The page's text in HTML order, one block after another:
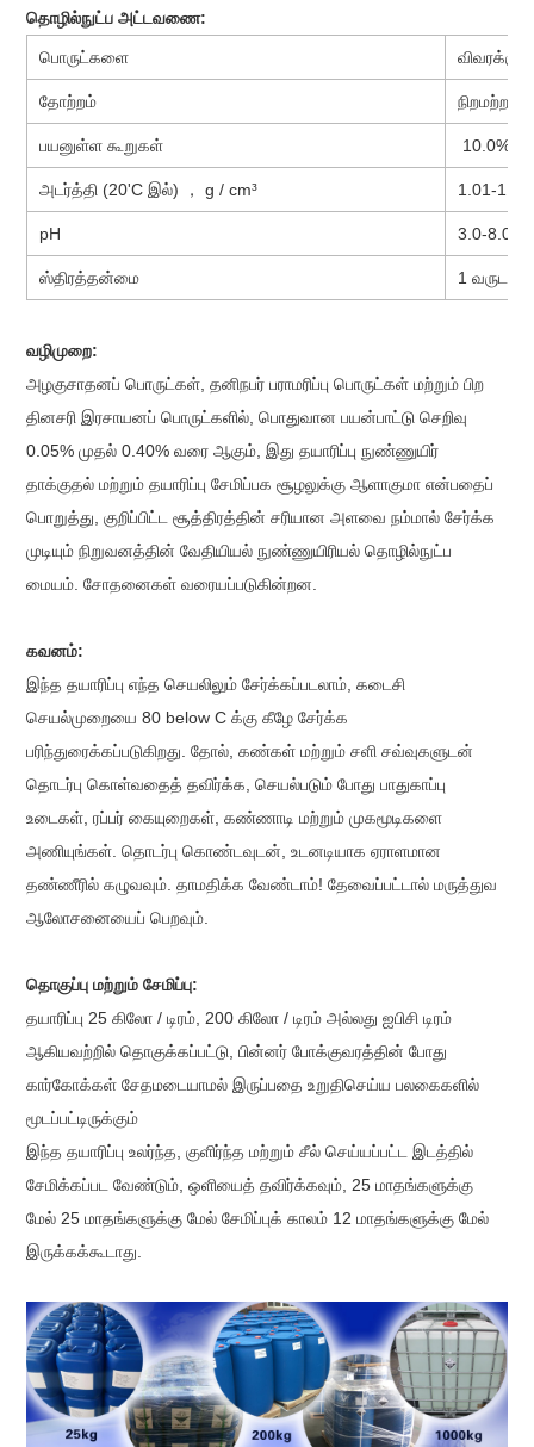
தொழில்நுட்ப அட்டவணை:
பொருட்களை
தோற்றம் நிறமற்ற
பயனுள்ள கூறுகள் 10.0%
அடர்த்தி (20'C இல்) ， g / cm³ 1.01-1.03
pH 3.0-8.0
ஸ்திரத்தன்மை 1
வழிமுறை:
அழகுசாதனப் பொருட்கள், தனிநபர் பராமரிப்பு பொருட்கள் மற்றும் பிற
தினசரி இரசாயனப் பொருட்களில், பொதுவான பயன்பாட்டு செறிவு
0.05% முதல் 0.40% வரை ஆகும், இது தயாரிப்பு நுண்ணுயிர்
தாக்குதல் மற்றும் தயாரிப்பு சேமிப்பக சூழலுக்கு ஆளாகுமா என்பதைப்
பொறுத்து, குறிப்பிட்ட சூத்திரத்தின் சரியான அளவை நம்மால் சேர்க்க
முடியும் நிறுவனத்தின் வேதியியல் நுண்ணுயிரியல் தொழில்நுட்ப
மையம். சோதனைகள் வரையப்படுகின்றன.
கவனம்:
இந்த தயாரிப்பு எந்த செயலிலும் சேர்க்கப்படலாம், கடைசி
செயல்முறையை 80 below C க்கு கீழே சேர்க்க
பரிந்துரைக்கப்படுகிறது. தோல், கண்கள் மற்றும் சளி சவ்வுகளுடன்
தொடர்பு கொள்வதைத் தவிர்க்க, செயல்படும் போது பாதுகாப்பு
உடைகள், ரப்பர் கையுறைகள், கண்ணாடி மற்றும் முகமூடிகளை
அணியுங்கள். தொடர்பு கொண்டவுடன், உடனடியாக ஏராளமான
தண்ணீரில் கழுவவும். தாமதிக்க வேண்டாம்! தேவைப்பட்டால் மருத்துவ
ஆலோசனையைப் பெறவும்.
தொகுப்பு மற்றும் சேமிப்பு:
தயாரிப்பு 25 கிலோ / டிரம், 200 கிலோ / டிரம் அல்லது ஐபிசி டிரம்
ஆகியவற்றில் தொகுக்கப்பட்டு, பின்னர் போக்குவரத்தின் போது
கார்கோக்கள் சேதமடையாமல் இருப்பதை உறுதிசெய்ய பலகைகளில்
மூடப்பட்டிருக்கும்
இந்த தயாரிப்பு உலர்ந்த, குளிர்ந்த மற்றும் சீல் செய்யப்பட்ட இடத்தில்
சேமிக்கப்பட வேண்டும், ஒளியைத் தவிர்க்கவும், 25 மாதங்களுக்கு
மேல் 25 மாதங்களுக்கு மேல் சேமிப்புக் காலம் 12 மாதங்களுக்கு மேல்
இருக்கக்கூடாது.